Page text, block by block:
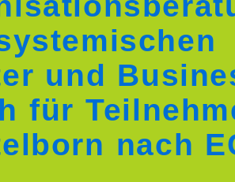
und
für
nach